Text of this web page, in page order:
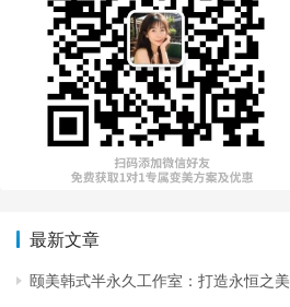
最新文章
颐美韩式半永久工作室：打造永恒之美